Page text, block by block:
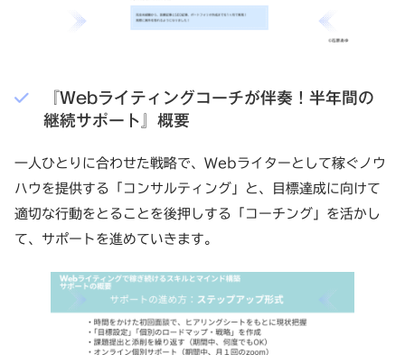
『Webライティングコーチが伴奏！半年間の
継続サポート』概要
一人ひとりに合わせた戦略で、Webライターとして稼ぐノウ
ハウを提供する「コンサルティング」と、目標達成に向けて
適切な行動をとることを後押しする「コーチング」を活かし
て、サポートを進めていきます。